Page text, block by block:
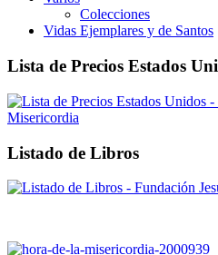
Colecciones
Vidas Ejemplares y de Santos
Lista de Precios Estados
Listado de Libros